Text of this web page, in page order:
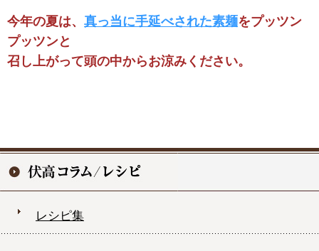
今年の夏は、 真っ当に手延べされた素麺をプッツン
プッツンと
召し上がって頭の中からお涼みください。
レシピ集